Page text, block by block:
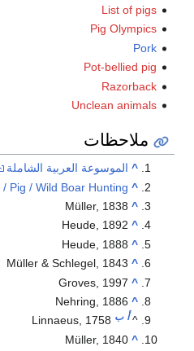
List of pigs
Pig Olympics
Pork
Pot-bellied pig
Razorback
Unclean animals
ملاحظات
^ الموسوعة العربية الشاملة
^
Pig / Wild Boar Hunting
^
Müller, 1838
^
Heude, 1892
^
Heude, 1888
^
Müller & Schlegel, 1843
^
Groves, 1997
^
Nehring, 1886
^أ ب Linnaeus, 1758
^
Müller, 1840